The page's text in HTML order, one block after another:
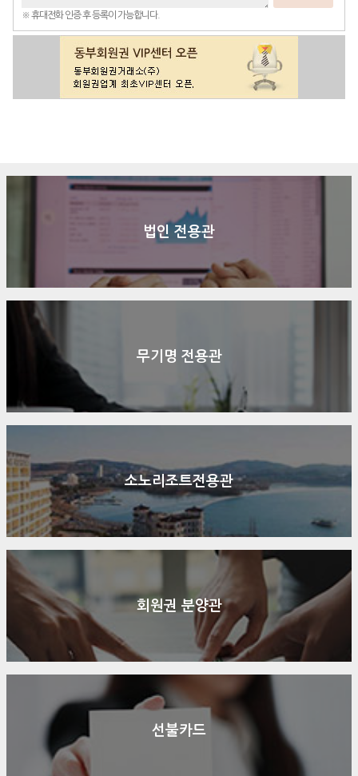
※ 휴대전화 인증 후 등록이 가능합니다.
구매문의 상담신청
법인 전용관
무기명 전용관
소노리조트전용관
회원권 분양관
선불카드